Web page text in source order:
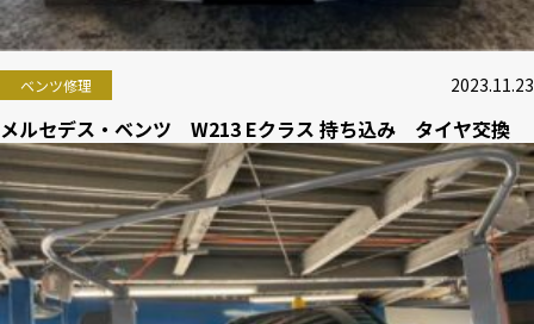
ベンツ修理 2023.11.23
メルセデス・ベンツ W213 Eクラス 持ち込み タイヤ交換